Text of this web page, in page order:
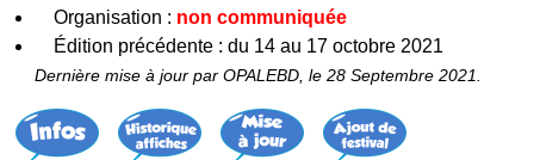
Organisation : non communiquée
Édition précédente : du 14 au 17 octobre 2021
Dernière mise à jour par OPALEBD, le 28 Septembre 2021.